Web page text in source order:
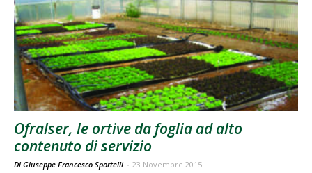
Ofralser, le ortive da foglia ad alto
contenuto di servizio
Di Giuseppe Francesco Sportelli - 23 Novembre 2015